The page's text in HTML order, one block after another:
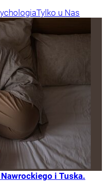
Tylko u Nas
i Tuska.